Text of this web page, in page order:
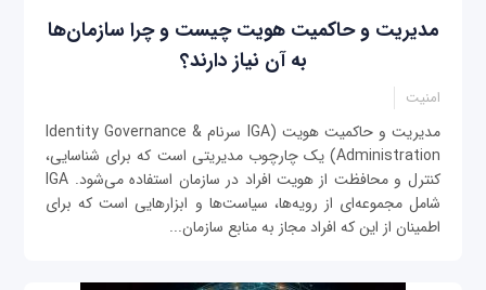
مدیریت و حاکمیت هویت چیست و چرا سازمان‌ها
به آن نیاز دارند؟
امنیت
مدیریت و حاکمیت هویت (IGA سرنام Identity Governance &
Administration) یک چارچوب مدیریتی است که برای شناسایی،
کنترل و محافظت از هویت افراد در سازمان استفاده می‌شود. IGA
شامل مجموعه‌ای از رویه‌ها، سیاست‌ها و ابزارهایی است که برای
اطمینان از این که افراد مجاز به منابع سازمان...